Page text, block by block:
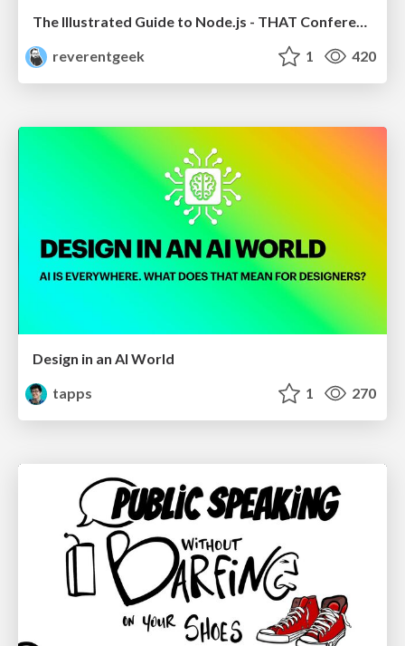
The Illustrated Guide to Node.js - THAT Conference 2024
reverentgeek
1 420
Design in an AI World
tapps
1 270